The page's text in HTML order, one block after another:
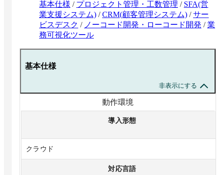
基本仕様 / プロジェクト管理・工数管理 / SFA(営
業支援システム) /CRM(顧客管理システム) /サー
ビスデスク / ノーコード開発・ローコード開発 /業
務可視化ツール
基本仕様
非表示にする
動作環境
導入形態
クラウド
対応言語